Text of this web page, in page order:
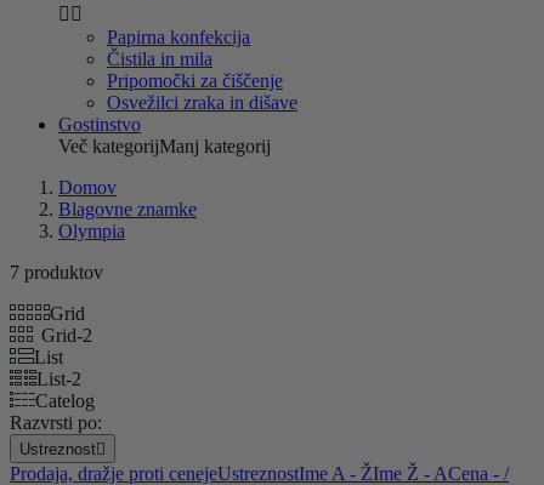
 
Papirna konfekcija
Čistila in mila
Pripomočki za čiščenje
Osvežilci zraka in dišave
Gostinstvo
Več kategorijManj kategorij
Domov
Blagovne znamke
Olympia
7 produktov
Grid
Grid-2
List
List-2
Catelog
Razvrsti po:
Ustreznost
Prodaja, dražje proti cenejeUstreznostIme A - ŽIme Ž - ACena - /